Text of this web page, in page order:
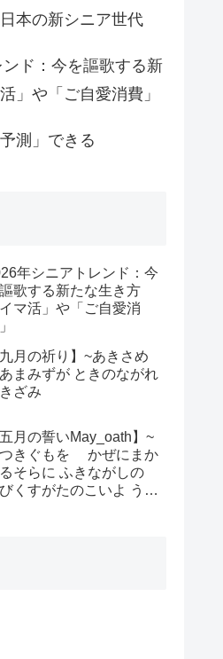
本の新シニア世代
ド：今を謳歌する新
」や「ご自愛消費」
測」できる
年シニアトレンド：今
歌する新たな生き方
イマ活」や「ご自愛消
九月の祈り】~あきさめ
まみずが ときのながれ
ざみ
五月の誓いMay_oath】~
きぐもを かぜにまか
そらに ふきながしの
くすがたのこいよ うま